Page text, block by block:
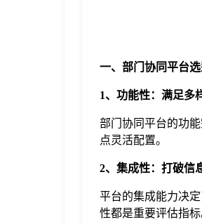
一、部门协同平台
1、功能性：满足多
部门协同平台的功
点灵活配置。
2、集成性：打破信
平台的集成能力决
性都是重要评估指标